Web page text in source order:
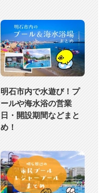
明石市内で水遊び！プ
ールや海水浴の営業
日・開設期間などまと
め！